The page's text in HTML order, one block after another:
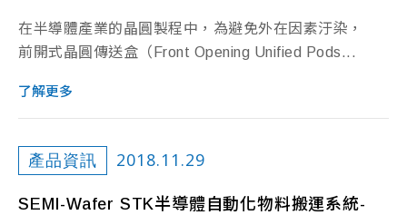
在半導體產業的晶圓製程中，為避免外在因素汙染，
前開式晶圓傳送盒（Front Opening Unified Pods...
了解更多
產品資訊 2018.11.29
SEMI-Wafer STK半導體自動化物料搬運系統-